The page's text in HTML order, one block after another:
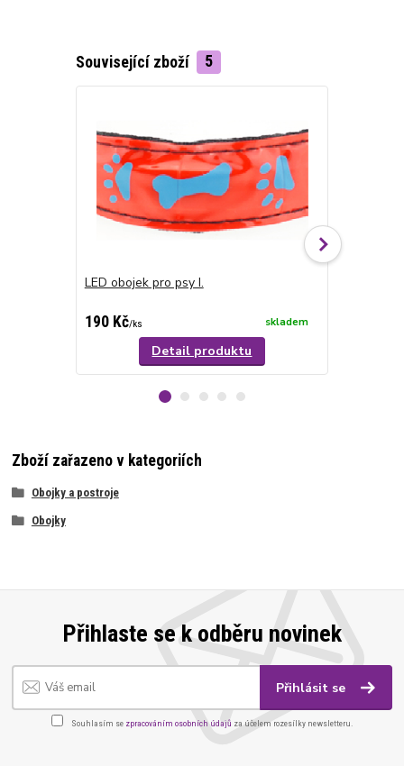
Související zboží 5
LED obojek pro psy I.
190 Kč/ks skladem
Detail produktu
Zboží zařazeno v kategoriích
Obojky a postroje
Obojky
Přihlaste se k odběru novinek
Přihlásit se
Souhlasím se zpracováním osobních údajů za účelem rozesílky newsletteru.